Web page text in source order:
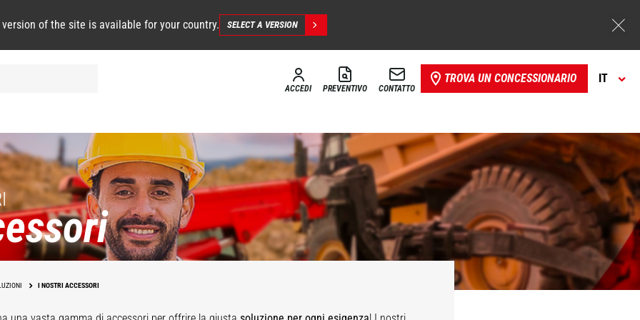
version of the site is available for your country. SELECT A VERSION
ACCEDI PREVENTIVO CONTATTO
TROVA UN CONCESSIONARIO IT
I NOSTRI ACCESSORI